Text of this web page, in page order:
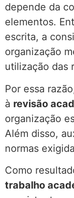
depende da
elementos.
escrita, a
organização
utilização das
Por essa
à revisão
organização
Além disso,
normas
Como
trabalho